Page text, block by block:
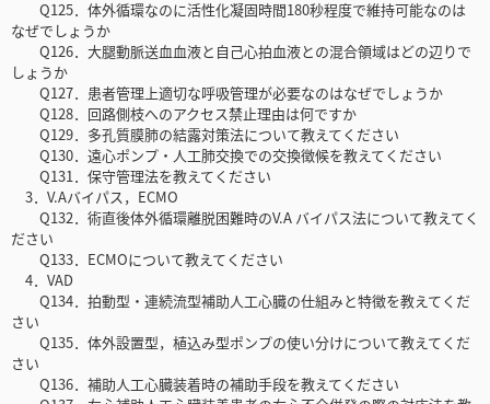
Q125．体外循環なのに活性化凝固時間180秒程度で維持可能なのは
なぜでしょうか
Q126．大腿動脈送血血液と自己心拍血液との混合領域はどの辺りで
しょうか
Q127．患者管理上適切な呼吸管理が必要なのはなぜでしょうか
Q128．回路側枝へのアクセス禁止理由は何ですか
Q129．多孔質膜肺の結露対策法について教えてください
Q130．遠心ポンプ・人工肺交換での交換徴候を教えてください
Q131．保守管理法を教えてください
3．V.Aバイパス，ECMO
Q132．術直後体外循環離脱困難時のV.A バイパス法について教えてく
ださい
Q133．ECMOについて教えてください
4．VAD
Q134．拍動型・連続流型補助人工心臓の仕組みと特徴を教えてくだ
さい
Q135．体外設置型，植込み型ポンプの使い分けについて教えてくだ
さい
Q136．補助人工心臓装着時の補助手段を教えてください